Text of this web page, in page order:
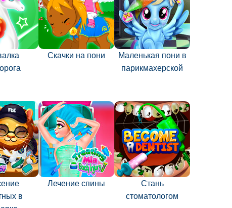
Скачки на пони
Маленькая пони в
парикмахерской
в
Лечение спины
Стань
стоматологом